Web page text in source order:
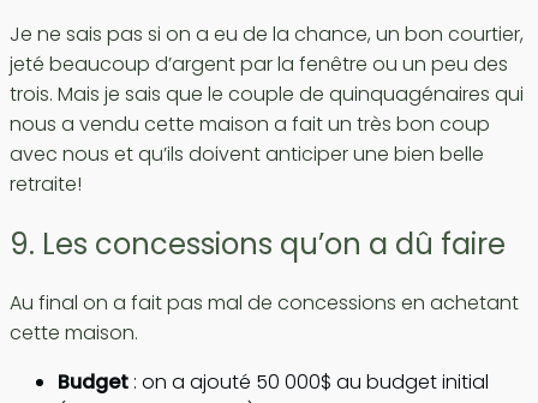
Je ne sais pas si on a eu de la chance, un bon courtier,
jeté beaucoup d’argent par la fenêtre ou un peu des
trois. Mais je sais que le couple de quinquagénaires qui
nous a vendu cette maison a fait un très bon coup
avec nous et qu’ils doivent anticiper une bien belle
retraite!
9. Les concessions qu’on a dû faire
Au final on a fait pas mal de concessions en achetant
cette maison.
Budget : on a ajouté 50 000$ au budget initial